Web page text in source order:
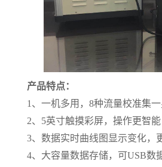
产品特点：
1 、一机多用， 8种流量校准集一
2、 5英寸触摸彩屏，操作更智能
3、数据实时曲线图显示变化，
4、大容量数据存储，可USB数